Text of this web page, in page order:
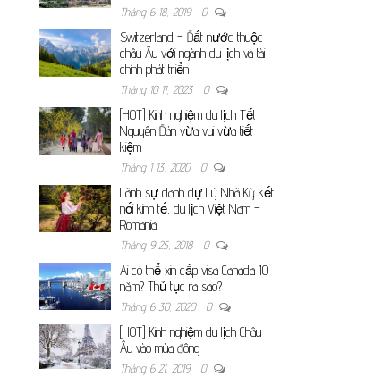
Tháng 6 18, 2019 0
Switzerland – Đất nước thuộc
châu Âu với ngành du lịch và tài
chính phát triển
Tháng 10 11, 2023 0
[HOT] Kinh nghiệm du lịch Tết
Nguyên Đán vừa vui vừa tiết
kiệm
Tháng 1 13, 2020 0
Lãnh sự danh dự Lý Nhã Kỳ kết
nối kinh tế, du lịch Việt Nam –
Romania
Tháng 9 25, 2018 0
Ai có thể xin cấp visa Canada 10
năm? Thủ tục ra sao?
Tháng 6 30, 2020 0
[HOT] Kinh nghiệm du lịch Châu
Âu vào mùa đông
Tháng 6 21, 2019 0